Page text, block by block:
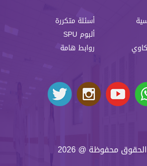
أسئلة متكررة
ألبوم SPU
روابط هامة
محفوظة @ 2026